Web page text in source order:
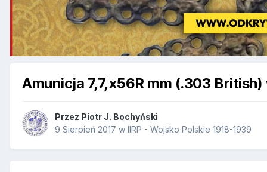
Amunicja 7,7,x56R mm (.303 British)
Przez Piotr J. Bochyński
9 Sierpień 2017 w IIRP - Wojsko Polskie 1918-1939